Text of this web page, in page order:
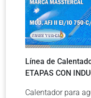
Línea de
ETAPAS CON
Calentador para